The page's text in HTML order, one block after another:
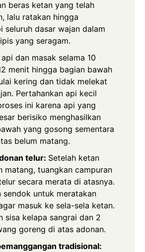
beras ketan yang telah
lalu ratakan hingga
seluruh dasar wajan dalam
yang seragam.
dan masak selama 10
menit hingga bagian bawah
kering dan tidak melekat
Pertahankan api kecil
ini karena api yang
berisiko menghasilkan
yang gosong sementara
belum matang.
telur: Setelah ketan
matang, tuangkan campuran
secara merata di atasnya.
sendok untuk meratakan
masuk ke sela-sela ketan.
sisa kelapa sangrai dan 2
goreng di atas adonan.
tradisional: